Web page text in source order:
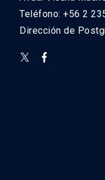
Teléfono: +56 2
Dirección de